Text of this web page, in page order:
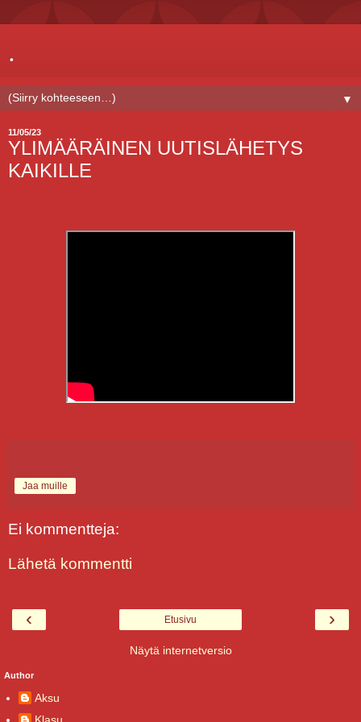
.
▼
11/05/23
YLIMÄÄRÄINEN UUTISLÄHETYS
KAIKILLE
Jaa muille
Ei kommentteja:
Lähetä kommentti
‹ ›
Etusivu
Näytä internetversio
Author
Aksu